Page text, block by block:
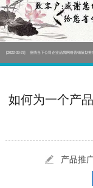
[2022-05-29] 实体门店如何做网络推广吸引客户，实
[2022-05-04] 污水处理设备厂家产品如何做网络推广
[2022-03-27] 疫情当下公司企业品牌网络营销策划推
[2022-05-29] 实体门店如何做网络推广吸引客户，
污水处理设备厂家产品如何做网络推广
如何为一个产
产品推